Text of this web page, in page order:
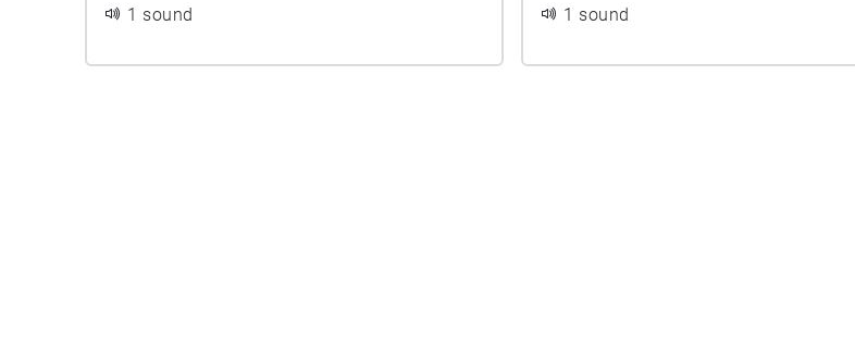
1 sound 1 sound